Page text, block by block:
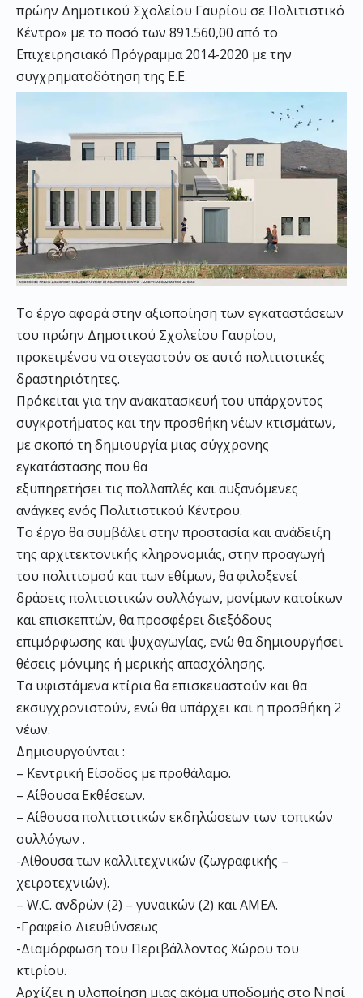
πρώην Δημοτικού Σχολείου Γαυρίου σε Πολιτιστικό
Κέντρο» με το ποσό των 891.560,00 από το
Επιχειρησιακό Πρόγραμμα 2014-2020 με την
συγχρηματοδότηση της Ε.Ε.
Το έργο αφορά στην αξιοποίηση των εγκαταστάσεων
του πρώην Δημοτικού Σχολείου Γαυρίου,
προκειμένου να στεγαστούν σε αυτό πολιτιστικές
δραστηριότητες.
Πρόκειται για την ανακατασκευή του υπάρχοντος
συγκροτήματος και την προσθήκη νέων κτισμάτων,
με σκοπό τη δημιουργία μιας σύγχρονης
εγκατάστασης που θα
εξυπηρετήσει τις πολλαπλές και αυξανόμενες
ανάγκες ενός Πολιτιστικού Κέντρου.
Το έργο θα συμβάλει στην προστασία και ανάδειξη
της αρχιτεκτονικής κληρονομιάς, στην προαγωγή
του πολιτισμού και των εθίμων, θα φιλοξενεί
δράσεις πολιτιστικών συλλόγων, μονίμων κατοίκων
και επισκεπτών, θα προσφέρει διεξόδους
επιμόρφωσης και ψυχαγωγίας, ενώ θα δημιουργήσει
θέσεις μόνιμης ή μερικής απασχόλησης.
Τα υφιστάμενα κτίρια θα επισκευαστούν και θα
εκσυγχρονιστούν, ενώ θα υπάρχει και η προσθήκη 2
νέων.
Δημιουργούνται :
– Κεντρική Είσοδος με προθάλαμο.
– Αίθουσα Εκθέσεων.
– Αίθουσα πολιτιστικών εκδηλώσεων των τοπικών
συλλόγων .
-Αίθουσα των καλλιτεχνικών (ζωγραφικής –
χειροτεχνιών).
– W.C. ανδρών (2) – γυναικών (2) και ΑΜΕΑ.
-Γραφείο Διευθύνσεως
-Διαμόρφωση του Περιβάλλοντος Χώρου του
κτιρίου.
Αρχίζει η υλοποίηση μιας ακόμα υποδομής στο Νησί